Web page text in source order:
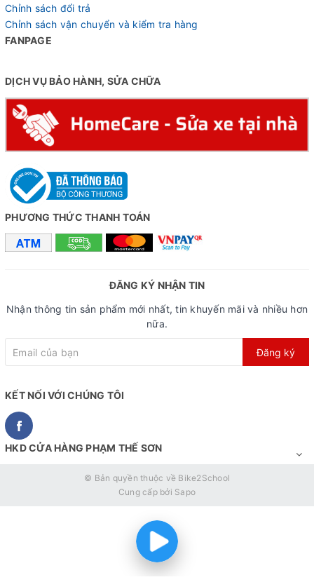
Chỉnh sách đổi trả
Chỉnh sách vận chuyển và kiểm tra hàng
FANPAGE
DỊCH VỤ BẢO HÀNH, SỬA CHỮA
PHƯƠNG THỨC THANH TOÁN
ĐĂNG KÝ NHẬN TIN
Nhận thông tin sản phẩm mới nhất, tin khuyến mãi và nhiều hơn
nữa.
Đăng ký
KẾT NỐI VỚI CHÚNG TÔI
HKD CỬA HÀNG PHẠM THẾ SƠN
© Bản quyền thuộc về Bike2School
Cung cấp bởi Sapo